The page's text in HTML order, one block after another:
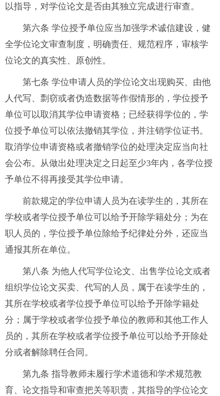
以指导，对学位论文是否由其独立完成进行审查。
第六条 学位授予单位应当加强学术诚信建设，健
全学位论文审查制度，明确责任、规范程序，审核学
位论文的真实性、原创性。
第七条 学位申请人员的学位论文出现购买、由他
人代写、剽窃或者伪造数据等作假情形的，学位授予
单位可以取消其学位申请资格；已经获得学位的，学
位授予单位可以依法撤销其学位，并注销学位证书。
取消学位申请资格或者撤销学位的处理决定应当向社
会公布。从做出处理决定之日起至少3年内，各学位授
予单位不得再接受其学位申请。
前款规定的学位申请人员为在读学生的，其所在
学校或者学位授予单位可以给予开除学籍处分；为在
职人员的，学位授予单位除给予纪律处分外，还应当
通报其所在单位。
第八条 为他人代写学位论文、出售学位论文或者
组织学位论文买卖、代写的人员，属于在读学生的，
其所在学校或者学位授予单位可以给予开除学籍处
分；属于学校或者学位授予单位的教师和其他工作人
员的，其所在学校或者学位授予单位可以给予开除处
分或者解除聘任合同。
第九条 指导教师未履行学术道德和学术规范教
育、论文指导和审查把关等职责，其指导的学位论文